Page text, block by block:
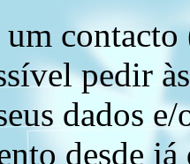
pedir
dados
desde